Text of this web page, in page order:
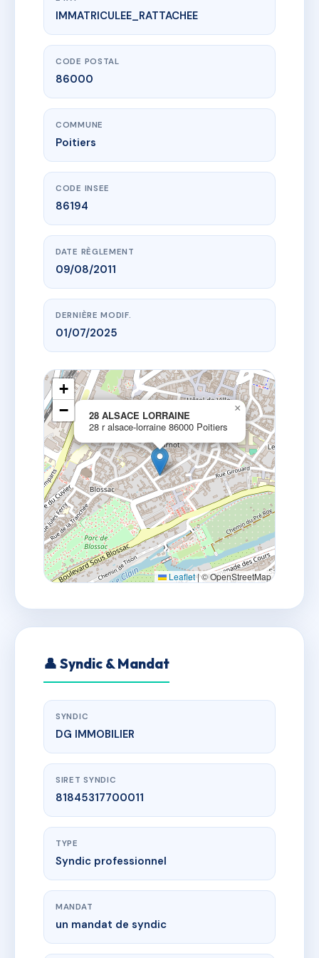
www.vme.plus/AC6850572
28 ALSACE LORRAINE
28 r alsace-lorraine
IMMATRICULEE_RATTACHEE
CODE POSTAL
86000
COMMUNE
Poitiers
CODE INSEE
86194
DATE RÈGLEMENT
09/08/2011
DERNIÈRE MODIF.
01/07/2025
28 ALSACE LORRAINE
28 r alsace-lorraine 86000 Poitiers
×
+
−
Leaflet|© OpenStreetMap
👤 Syndic & Mandat
SYNDIC
DG IMMOBILIER
SIRET SYNDIC
81845317700011
TYPE
Syndic professionnel
MANDAT
un mandat de syndic